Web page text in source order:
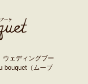
ウェディングブー
bouquet（ムーブ